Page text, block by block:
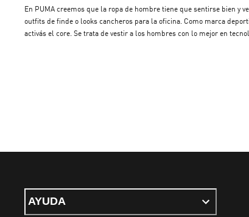
En PUMA creemos que la ropa de hombre tiene que sentirse bien y
outfits de finde o looks cancheros para la oficina. Como marca
activás el core. Se trata de vestir a los hombres con lo mejor en
AYUDA